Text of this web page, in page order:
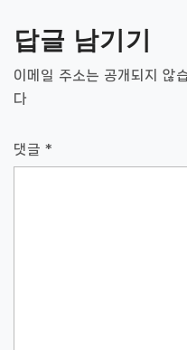
이
션
답글 남기기
이메일 주소는 공개되지 않
다
댓글 *